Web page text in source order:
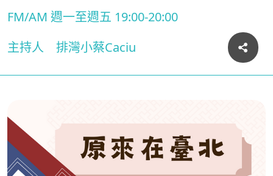
FM/AM 週一至週五 19:00-20:00
主持人
排灣小蔡Caciu